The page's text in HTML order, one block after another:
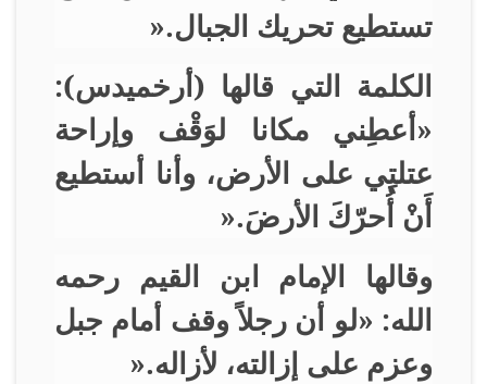
تستطيع تحريك الجبال».
الكلمة التي قالها (أرخميدس):
«أعطِني مكانا لوَقْف وإراحة
عتلتِي على الأرض، وأنا أستطيع
أَنْ أُحرّكَ الأرضَ».
وقالها الإمام ابن القيم رحمه
الله: «لو أن رجلاً وقف أمام جبل
وعزم على إزالته، لأزاله».